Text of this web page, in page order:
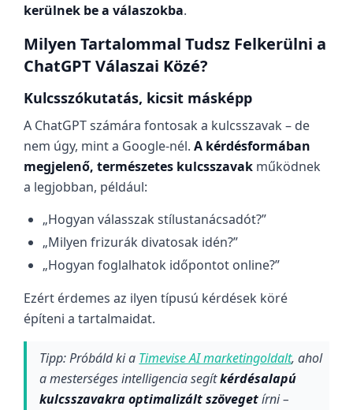
kerülnek be a válaszokba.
Milyen Tartalommal Tudsz Felkerülni a
ChatGPT Válaszai Közé?
Kulcsszókutatás, kicsit másképp
A ChatGPT számára fontosak a kulcsszavak – de
nem úgy, mint a Google-nél.A kérdésformában
megjelenő, természetes kulcsszavak működnek
a legjobban, például:
„Hogyan válasszak stílustanácsadót?”
„Milyen frizurák divatosak idén?”
„Hogyan foglalhatok időpontot online?”
Ezért érdemes az ilyen típusú kérdések köré
építeni a tartalmaidat.
Tipp: Próbáld ki a Timevise AI marketingoldalt, ahol
a mesterséges intelligencia segítkérdésalapú
kulcsszavakra optimalizált szövegetírni –